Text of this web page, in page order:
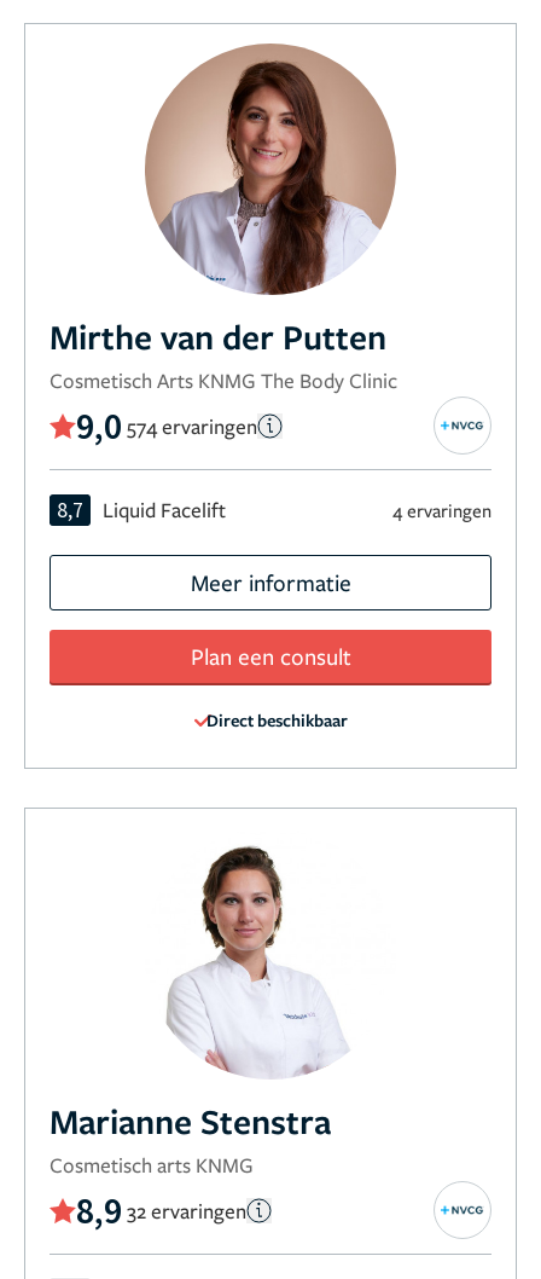
Mirthe van der Putten
Cosmetisch Arts KNMG The Body Clinic
9,0 574 ervaringen
8,7 Liquid Facelift 4 ervaringen
Meer informatie
Plan een consult
Direct beschikbaar
Marianne Stenstra
Cosmetisch arts KNMG
8,9 32 ervaringen